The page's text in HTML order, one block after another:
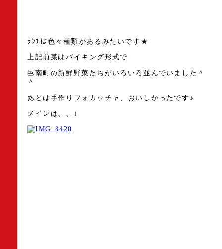
ﾗﾝﾁは色々種類があるみたいです★
上記前菜はバイキング形式で
邑南町の新鮮野菜たちがいろいろ並んでいました＾
＾
あとは手作りフォカッチャ、おいしかったです♪
メインは、、↓